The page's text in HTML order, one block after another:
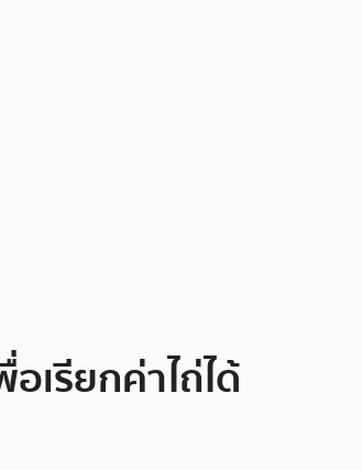
เรียกค่าไถ่ได้